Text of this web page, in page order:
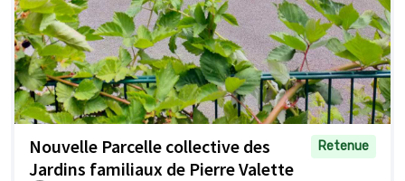
Nouvelle Parcelle collective des
Jardins familiaux de Pierre Valette
Retenue